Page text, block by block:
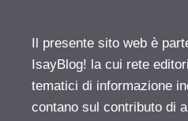
Il presente sito web è
IsayBlog! la cui rete
tematici di informazione
contano sul contributo di